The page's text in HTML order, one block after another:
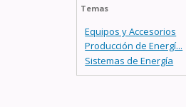
Temas
Equipos y Accesorios
Producción de Energí...
Sistemas de Energía